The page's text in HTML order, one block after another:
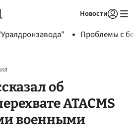
Новости
Проблемы с
об
ATACMS
военными